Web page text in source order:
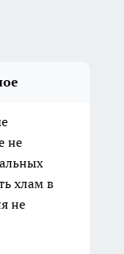
не
хлам в
не